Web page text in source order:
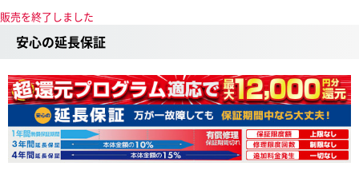
販売を終了しました
安心の延長保証